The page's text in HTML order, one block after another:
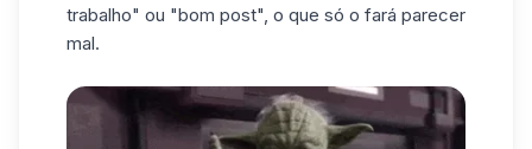
trabalho" ou "bom post", o que só o fará parecer
mal.